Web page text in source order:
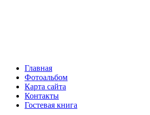
Главная
Фотоальбом
Карта сайта
Контакты
Гостевая книга